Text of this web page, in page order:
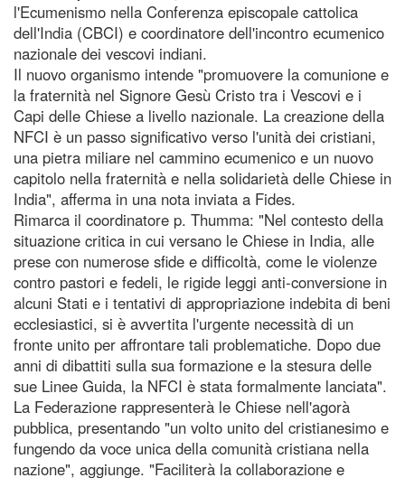
l'Ecumenismo nella Conferenza episcopale cattolica
dell'India (CBCI) e coordinatore dell'incontro ecumenico
nazionale dei vescovi indiani.
Il nuovo organismo intende "promuovere la comunione e
la fraternità nel Signore Gesù Cristo tra i Vescovi e i
Capi delle Chiese a livello nazionale. La creazione della
NFCI è un passo significativo verso l'unità dei cristiani,
una pietra miliare nel cammino ecumenico e un nuovo
capitolo nella fraternità e nella solidarietà delle Chiese in
India", afferma in una nota inviata a Fides.
Rimarca il coordinatore p. Thumma: "Nel contesto della
situazione critica in cui versano le Chiese in India, alle
prese con numerose sfide e difficoltà, come le violenze
contro pastori e fedeli, le rigide leggi anti-conversione in
alcuni Stati e i tentativi di appropriazione indebita di beni
ecclesiastici, si è avvertita l'urgente necessità di un
fronte unito per affrontare tali problematiche. Dopo due
anni di dibattiti sulla sua formazione e la stesura delle
sue Linee Guida, la NFCI è stata formalmente lanciata".
La Federazione rappresenterà le Chiese nell'agorà
pubblica, presentando "un volto unito del cristianesimo e
fungendo da voce unica della comunità cristiana nella
nazione", aggiunge. "Faciliterà la collaborazione e